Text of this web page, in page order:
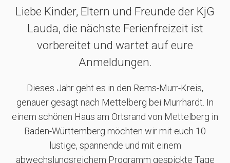
Liebe Kinder, Eltern und Freunde der KjG
Lauda, die nächste Ferienfreizeit ist
vorbereitet und wartet auf eure
Anmeldungen.
Dieses Jahr geht es in den Rems-Murr-Kreis,
genauer gesagt nach Mettelberg bei Murrhardt. In
einem schönen Haus am Ortsrand von Mettelberg in
Baden-Württemberg möchten wir mit euch 10
lustige, spannende und mit einem
abwechslungsreichem Programm gespickte Tage